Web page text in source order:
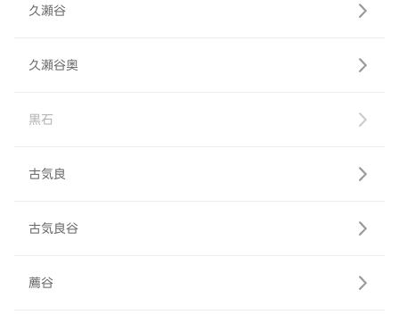
久瀬谷
久瀬谷奥
黒石
古気良
古気良谷
薦谷